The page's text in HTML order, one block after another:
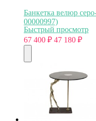
Банкетка велюр
00000997)
Быстрый просмотр
67 400 ₽ 47 180 ₽